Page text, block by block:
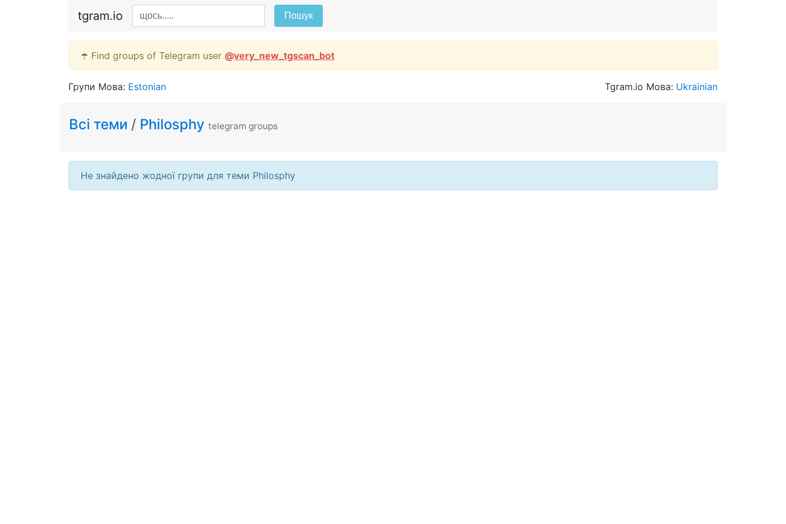
tgram.io Пошук
☂️ Find groups of Telegram user @very_new_tgscan_bot
Групи Мова: Estonian Tgram.io Мова: Ukrainian
Всі теми / Philosphy telegram groups
Не знайдено жодної групи для теми Philosphy